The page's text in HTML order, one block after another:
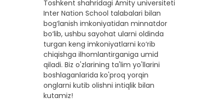
Toshkent shahridagi Amity universiteti
Inter Nation School talabalari bilan
bog‘lanish imkoniyatidan minnatdor
bo‘lib, ushbu sayohat ularni oldinda
turgan keng imkoniyatlarni ko‘rib
chiqishga ilhomlantirganiga umid
qiladi. Biz o'zlarining ta'lim yo'llarini
boshlaganlarida ko'proq yorqin
onglarni kutib olishni intiqlik bilan
kutamiz!